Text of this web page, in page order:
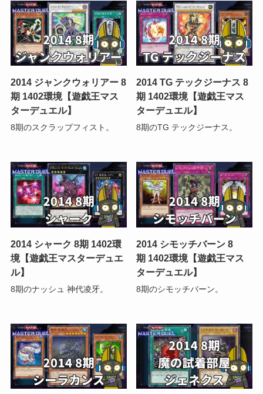
2014 ジャンクウォリアー 8
期 1402環境【遊戯王マス
ターデュエル】
8期のスクラップフィスト。
2014 TG テックジーナス 8
期 1402環境【遊戯王マス
ターデュエル】
8期のTG テックジーナス。
2014 シャーク 8期 1402環
境【遊戯王マスターデュエ
ル】
8期のナッシュ 神代凌牙。
2014 シモッチバーン 8
期 1402環境【遊戯王マス
ターデュエル】
8期のシモッチバーン。